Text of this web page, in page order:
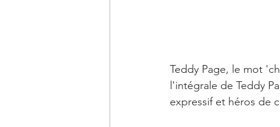
Teddy Page, le mot
l'intégrale de Teddy
expressif et héros de